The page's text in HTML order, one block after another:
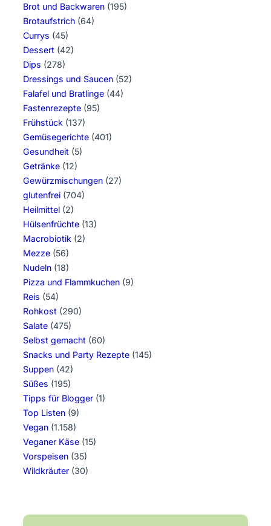
Brot und Backwaren (195)
Brotaufstrich (64)
Currys (45)
Dessert (42)
Dips (278)
Dressings und Saucen (52)
Falafel und Bratlinge (44)
Fastenrezepte (95)
Frühstück (137)
Gemüsegerichte (401)
Gesundheit (5)
Getränke (12)
Gewürzmischungen (27)
glutenfrei (704)
Heilmittel (2)
Hülsenfrüchte (13)
Macrobiotik (2)
Mezze (56)
Nudeln (18)
Pizza und Flammkuchen (9)
Reis (54)
Rohkost (290)
Salate (475)
Selbst gemacht (60)
Snacks und Party Rezepte (145)
Suppen (42)
Süßes (195)
Tipps für Blogger (1)
Top Listen (9)
Vegan (1.158)
Veganer Käse (15)
Vorspeisen (35)
Wildkräuter (30)